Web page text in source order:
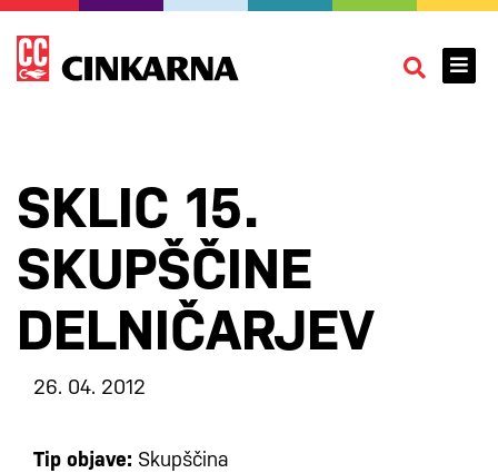
SKLIC 15.
SKUPŠČINE
DELNIČARJEV
26. 04. 2012
Tip objave: Skupščina